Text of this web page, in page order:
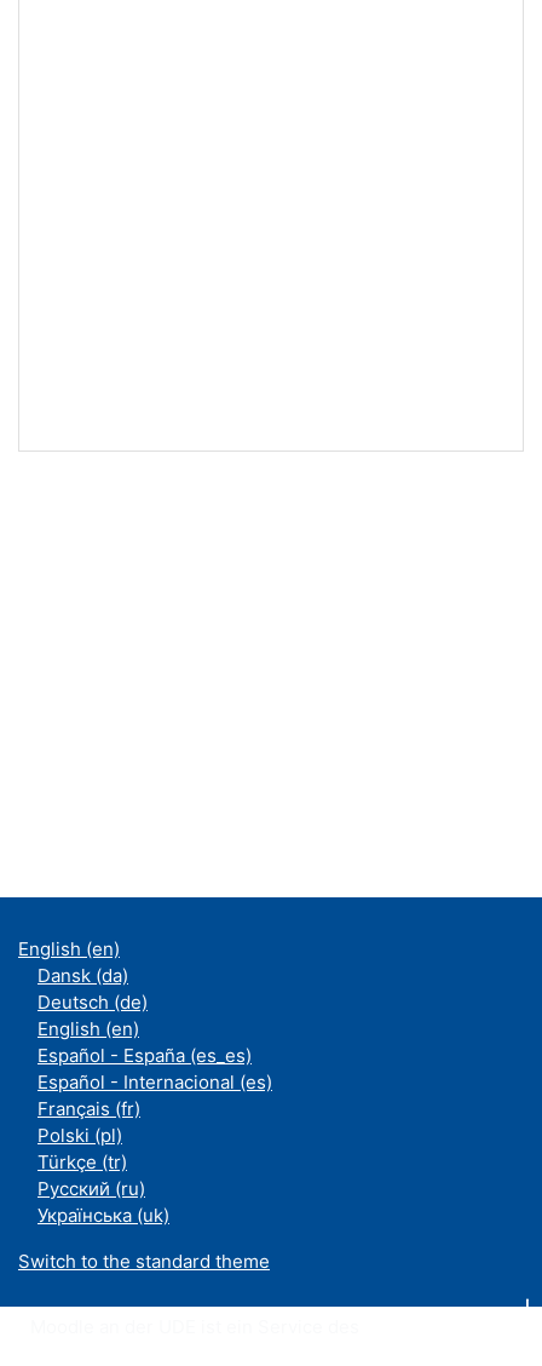
English ‎(en)‎
Dansk ‎(da)‎
Deutsch ‎(de)‎
English ‎(en)‎
Español - España ‎(es_es)‎
Español - Internacional ‎(es)‎
Français ‎(fr)‎
Polski ‎(pl)‎
Türkçe ‎(tr)‎
Русский ‎(ru)‎
Українська ‎(uk)‎
Switch to the standard theme